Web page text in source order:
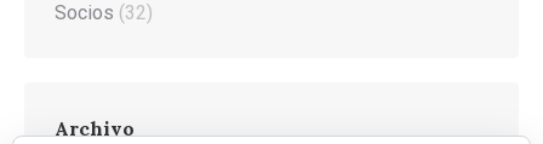
Socios (32)
Archivo